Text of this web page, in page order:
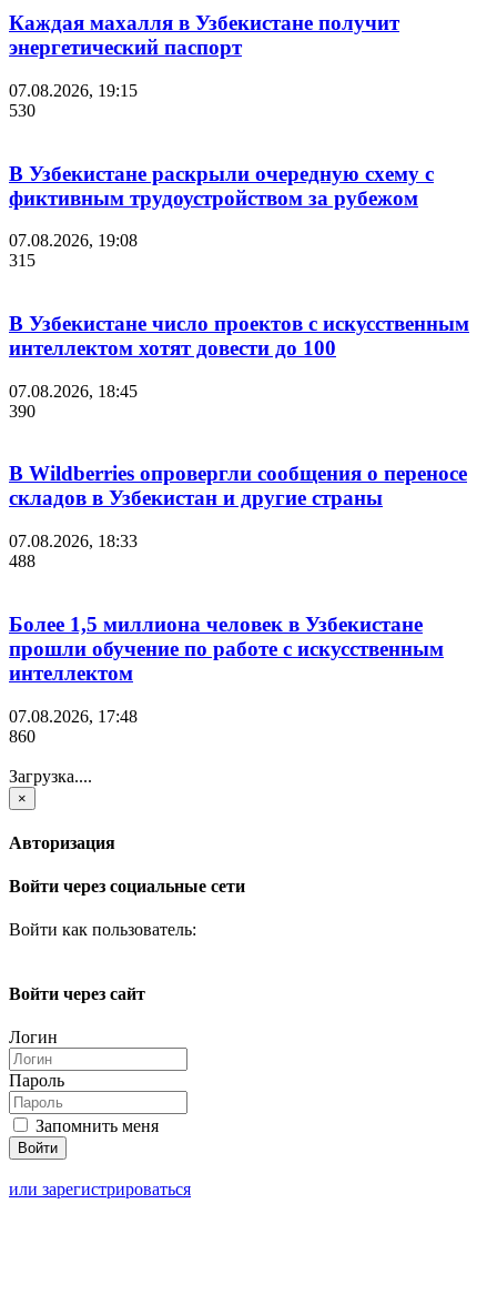
Каждая махалля в Узбекистане получит
энергетический паспорт
07.08.2026, 19:15
530
В Узбекистане раскрыли очередную схему с
фиктивным трудоустройством за рубежом
07.08.2026, 19:08
315
В Узбекистане число проектов с искусственным
интеллектом хотят довести до 100
07.08.2026, 18:45
390
В Wildberries опровергли сообщения о переносе
складов в Узбекистан и другие страны
07.08.2026, 18:33
488
Более 1,5 миллиона человек в Узбекистане
прошли обучение по работе с искусственным
интеллектом
07.08.2026, 17:48
860
Загрузка....
×
Авторизация
Войти через социальные сети
Войти как пользователь:
Войти через сайт
Логин
Пароль
Запомнить меня
или зарегистрироваться